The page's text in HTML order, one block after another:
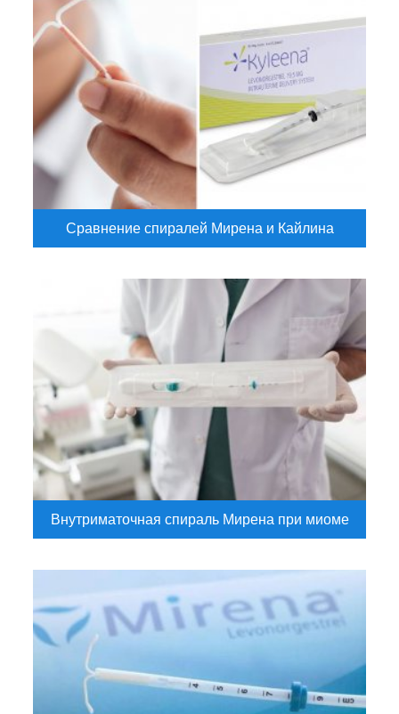
Сравнение спиралей Мирена и Кайлина
Внутриматочная спираль Мирена при миоме